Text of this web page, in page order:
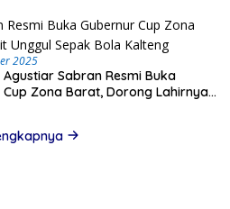
2025
Sabran Resmi Buka
Cup Zona Barat, Dorong Lahirnya